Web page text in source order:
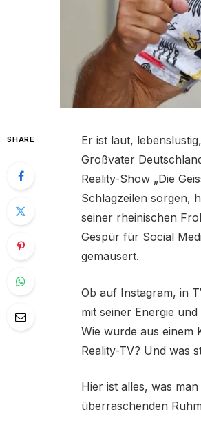
SHARE Er ist laut,
Großvater
Reality-Show „Die
Schlagzeilen sorgen,
seiner rheinischen
Gespür für Social
gemausert.
Ob auf Instagram, in
mit seiner Energie
Wie wurde aus einem
Reality-TV? Und was
Hier ist alles, was
überraschenden